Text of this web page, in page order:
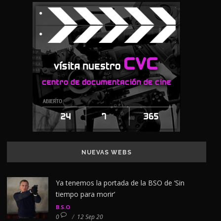
NUEVAS WEBS
Ya tenemos la portada de la BSO de ‘Sin
tiempo para morir’
B.S.O
0 / 12 Sep 20